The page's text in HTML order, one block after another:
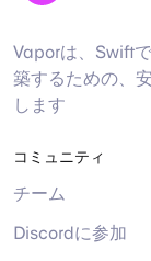
Vaporは、Swift
築するための、
します
コミュニティ
チーム
Discordに参加